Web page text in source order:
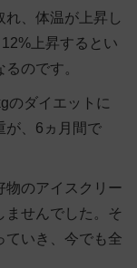
、体温が上昇し
上昇するとい
るのです。
のダイエットに
が、6ヵ月間で
物のアイスクリー
ませんでした。そ
ていき、今でも全